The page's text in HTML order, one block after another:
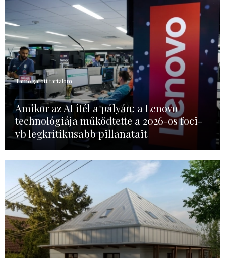
Támogatott tartalom
Amikor az AI ítél a pályán: a Lenovo
technológiája működtette a 2026-os foci-
vb legkritikusabb pillanatait